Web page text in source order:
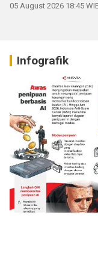
05 August 2026 18:45
Infografik